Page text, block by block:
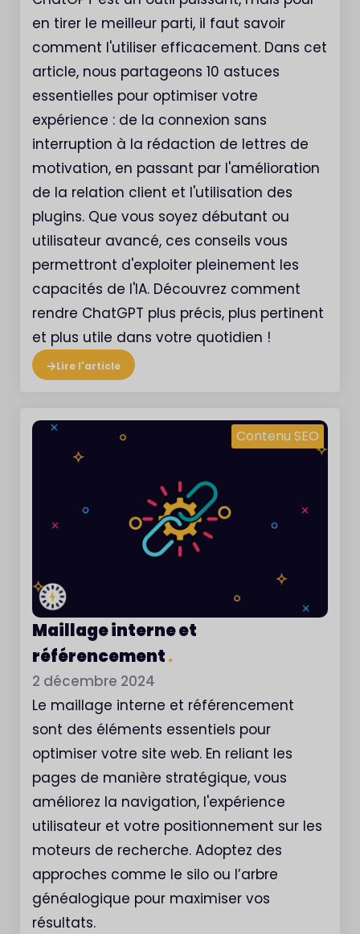
en tirer le meilleur parti, il faut savoir
comment l'utiliser efficacement. Dans cet
article, nous partageons 10 astuces
essentielles pour optimiser votre
expérience : de la connexion sans
interruption à la rédaction de lettres de
motivation, en passant par l'amélioration
de la relation client et l'utilisation des
plugins. Que vous soyez débutant ou
utilisateur avancé, ces conseils vous
permettront d'exploiter pleinement les
capacités de l'IA. Découvrez comment
rendre ChatGPT plus précis, plus pertinent
et plus utile dans votre quotidien !
Lire l'article
Contenu SEO
Maillage interne et
référencement.
2 décembre 2024
Le maillage interne et référencement
sont des éléments essentiels pour
optimiser votre site web. En reliant les
pages de manière stratégique, vous
améliorez la navigation, l'expérience
utilisateur et votre positionnement sur les
moteurs de recherche. Adoptez des
approches comme le silo ou l’arbre
généalogique pour maximiser vos
résultats.